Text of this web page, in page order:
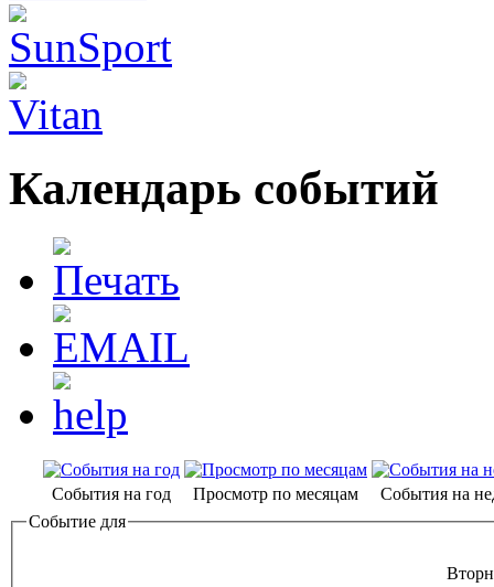
Календарь событий
События на год Просмотр по месяцам
События на
Событие для